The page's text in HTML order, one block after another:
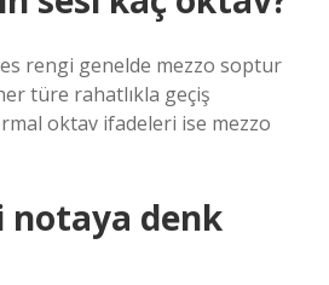
rengi genelde mezzo soptur
türe rahatlıkla geçiş
oktav ifadeleri ise mezzo
notaya denk